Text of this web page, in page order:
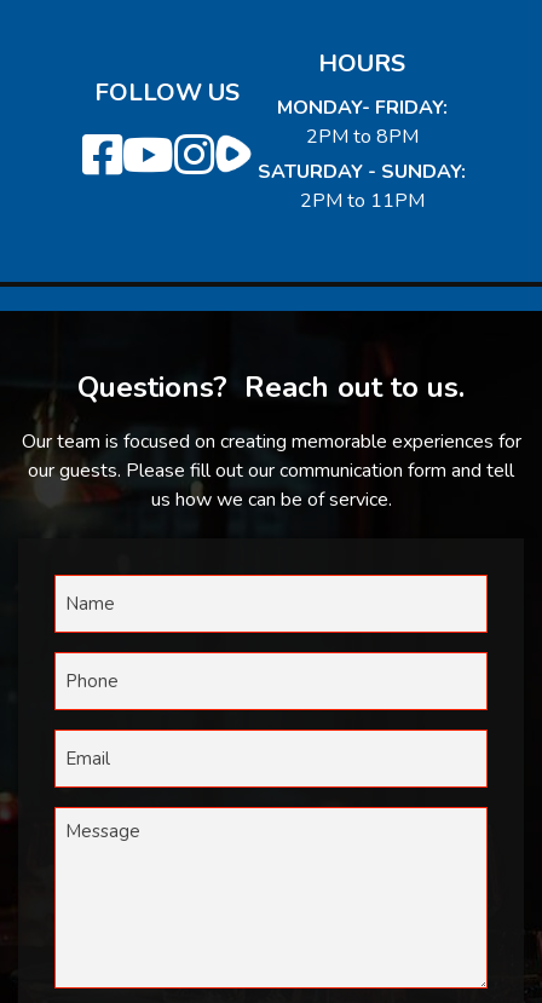
FOLLOW US
HOURS
MONDAY- FRIDAY:
2PM to 8PM
SATURDAY - SUNDAY:
2PM to 11PM
Questions? Reach out to us.
Our team is focused on creating memorable experiences for
our guests. Please fill out our communication form and tell
us how we can be of service.